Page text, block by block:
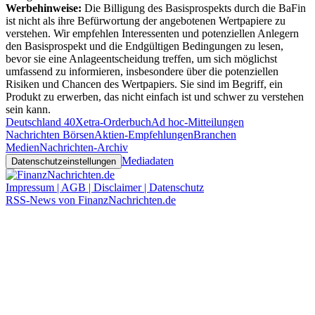
Werbehinweise: Die Billigung des Basisprospekts durch die BaFin
ist nicht als ihre Befürwortung der angebotenen Wertpapiere zu
verstehen. Wir empfehlen Interessenten und potenziellen Anlegern
den Basisprospekt und die Endgültigen Bedingungen zu lesen,
bevor sie eine Anlageentscheidung treffen, um sich möglichst
umfassend zu informieren, insbesondere über die potenziellen
Risiken und Chancen des Wertpapiers. Sie sind im Begriff, ein
Produkt zu erwerben, das nicht einfach ist und schwer zu verstehen
sein kann.
Deutschland 40Xetra-OrderbuchAd hoc-Mitteilungen
Nachrichten BörsenAktien-EmpfehlungenBranchen
MedienNachrichten-Archiv
Datenschutzeinstellungen Mediadaten
Impressum | AGB | Disclaimer | Datenschutz
RSS-News von FinanzNachrichten.de